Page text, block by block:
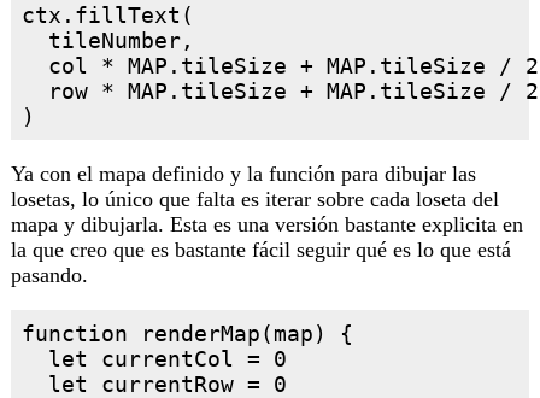
ctx.fillText(
  tileNumber,
col * MAP.tileSize + MAP.tileSize /
  row * MAP.tileSize + MAP.tileSize / 2
Ya con el mapa definido y la función para dibujar las
losetas, lo único que falta es iterar sobre cada loseta del
mapa y dibujarla. Esta es una versión bastante explicita en
la que creo que es bastante fácil seguir qué es lo que está
pasando.
function renderMap(map) {
  let currentCol = 0
  let currentRow = 0